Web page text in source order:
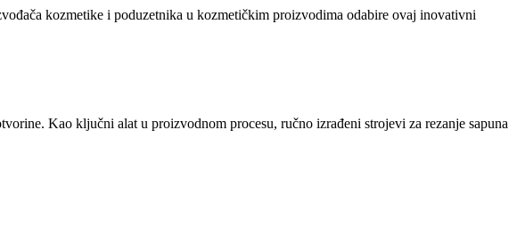
kozmetike i poduzetnika u kozmetičkim proizvodima odabire ovaj inovativni
Kao ključni alat u proizvodnom procesu, ručno izrađeni strojevi za rezanje sapuna